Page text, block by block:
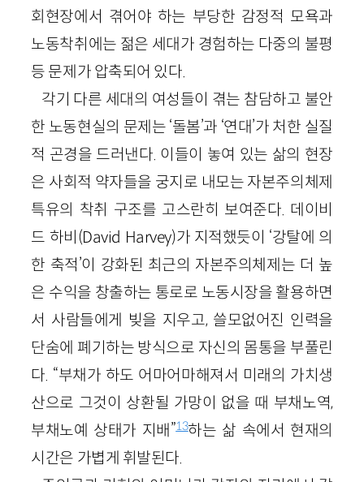
회현장에서 겪어야 하는 부당한 감정적 모욕과
노동착취에는 젊은 세대가 경험하는 다중의 불평
등 문제가 압축되어 있다.
각기 다른 세대의 여성들이 겪는 참담하고 불안
한 노동현실의 문제는 ‘돌봄’과 ‘연대’가 처한 실질
적 곤경을 드러낸다. 이들이 놓여 있는 삶의 현장
은 사회적 약자들을 궁지로 내모는 자본주의체제
특유의 착취 구조를 고스란히 보여준다. 데이비
드 하비(David Harvey)가 지적했듯이 ‘강탈에 의
한 축적’이 강화된 최근의 자본주의체제는 더 높
은 수익을 창출하는 통로로 노동시장을 활용하면
서 사람들에게 빚을 지우고, 쓸모없어진 인력을
단숨에 폐기하는 방식으로 자신의 몸통을 부풀린
다. “부채가 하도 어마어마해져서 미래의 가치생
산으로 그것이 상환될 가망이 없을 때 부채노역,
부채노예 상태가 지배”13하는 삶 속에서 현재의
시간은 가볍게 휘발된다.